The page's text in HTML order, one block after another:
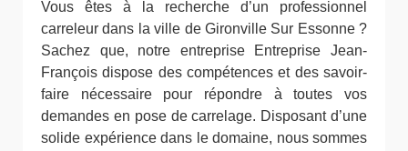
Vous êtes à la recherche d’un professionnel
carreleur dans la ville de Gironville Sur Essonne ?
Sachez que, notre entreprise Entreprise Jean-
François dispose des compétences et des savoir-
faire nécessaire pour répondre à toutes vos
demandes en pose de carrelage. Disposant d’une
solide expérience dans le domaine, nous sommes